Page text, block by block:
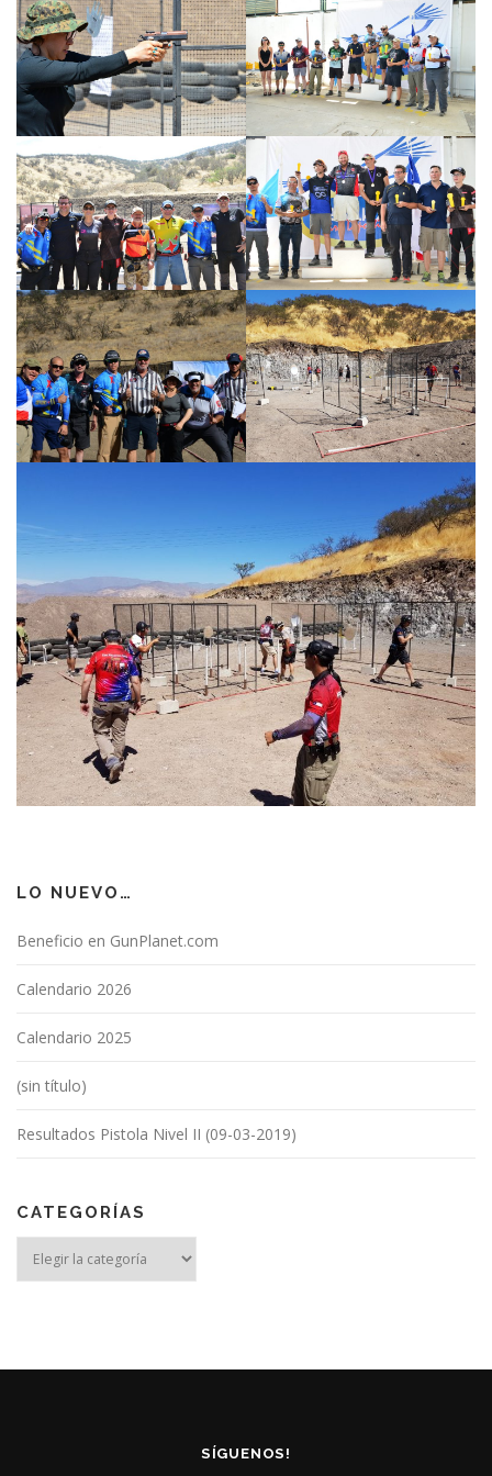
LO NUEVO…
Beneficio en GunPlanet.com
Calendario 2026
Calendario 2025
(sin título)
Resultados Pistola Nivel II (09-03-2019)
CATEGORÍAS
SÍGUENOS!